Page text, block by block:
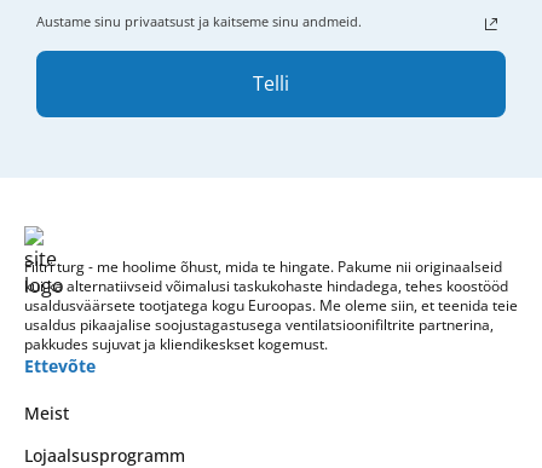
Austame sinu privaatsust ja kaitseme sinu andmeid.
Telli
Filtri turg - me hoolime õhust, mida te hingate. Pakume nii originaalseid
kui ka alternatiivseid võimalusi taskukohaste hindadega, tehes koostööd
usaldusväärsete tootjatega kogu Euroopas. Me oleme siin, et teenida teie
usaldus pikaajalise soojustagastusega ventilatsioonifiltrite partnerina,
pakkudes sujuvat ja kliendikeskset kogemust.
Ettevõte
Meist
Lojaalsusprogramm